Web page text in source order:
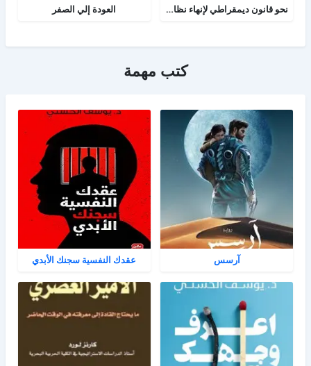
نحو قانون ديمقراطي لإنهاء نظام الحزب الواحد العودة إلي الصفر
كتب مهمة
آرسس عقدك النفسية سجنك الأبدي